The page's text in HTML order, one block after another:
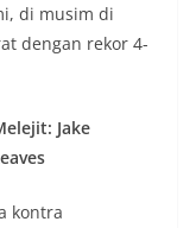
di musim di
dengan rekor 4-
Jake
kontra